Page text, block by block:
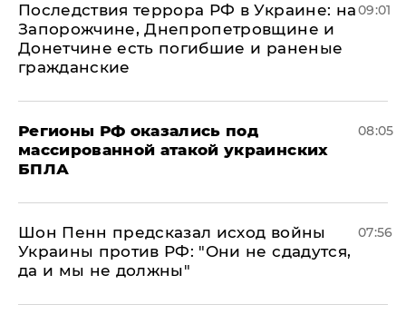
Последствия террора РФ в Украине: на
Запорожчине, Днепропетровщине и
Донетчине есть погибшие и раненые
гражданские
09:01
Регионы РФ оказались под
массированной атакой украинских
БПЛА
08:05
Шон Пенн предсказал исход войны
Украины против РФ: "Они не сдадутся,
да и мы не должны"
07:56